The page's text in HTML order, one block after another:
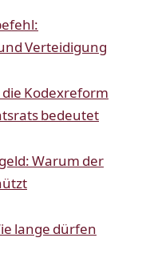
Verteidigung
die Kodexreform
bedeutet
Warum der
lange dürfen